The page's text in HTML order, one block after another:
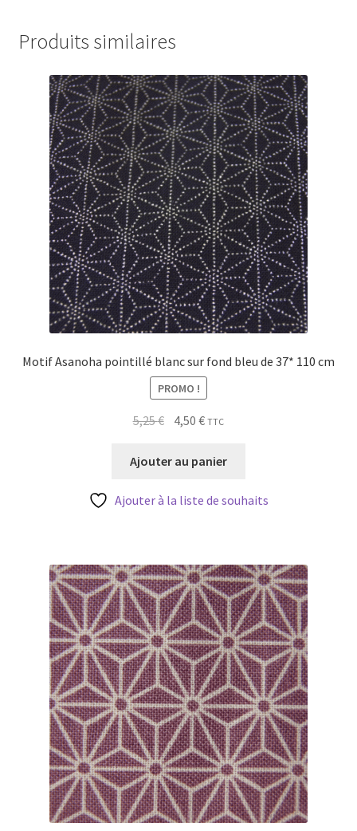
Produits similaires
Motif Asanoha pointillé blanc sur fond bleu de 37* 110 cm
PROMO !
5,25€ Le
initial
5,25 €.
4,50€Le
actuel
4,50 €.
TTC
Ajouter au panier
Ajouter à la liste de souhaits